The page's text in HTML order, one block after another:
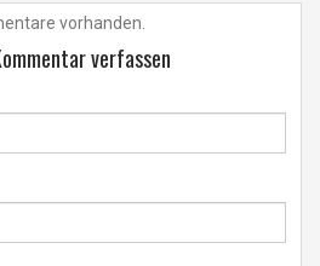
vorhanden.
verfassen